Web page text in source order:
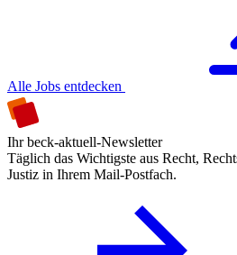
Alle Jobs entdecken
Ihr beck-aktuell-Newsletter
Täglich das Wichtigste aus Recht,
Justiz in Ihrem Mail-Postfach.